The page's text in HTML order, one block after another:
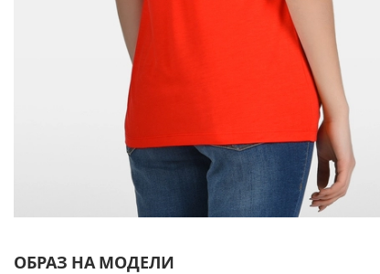
ОБРАЗ НА МОДЕЛИ